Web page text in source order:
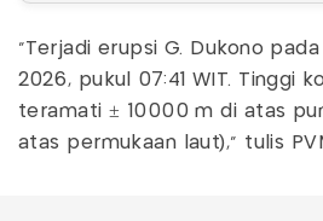
“Terjadi erupsi G. Dukono
2026, pukul 07:41 WIT. Tinggi
teramati ± 10000 m di atas
atas permukaan laut)," tulis